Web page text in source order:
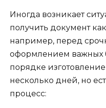
Иногда возникает
получить документ
например, перед
оформлением важных
порядке
несколько дней, но
процесс: